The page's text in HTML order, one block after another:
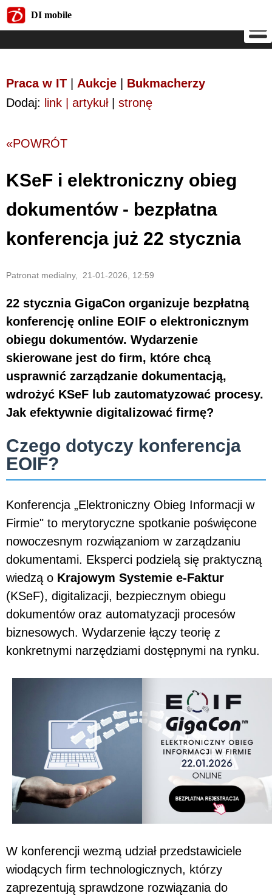
DI mobile
Praca w IT Aukcje
Bukmacherzy
Dodaj: link | artykuł| stronę
«POWRÓT
KSeF i elektroniczny obieg
dokumentów - bezpłatna
konferencja już 22 stycznia
Patronat medialny, 21-01-2026, 12:59
22 stycznia GigaCon organizuje bezpłatną
konferencję online EOIF o elektronicznym
obiegu dokumentów. Wydarzenie
skierowane jest do firm, które chcą
usprawnić zarządzanie dokumentacją,
wdrożyć KSeF lub zautomatyzować procesy.
Jak efektywnie digitalizować firmę?
Czego dotyczy konferencja
EOIF?
Konferencja „Elektroniczny Obieg Informacji w
Firmie" to merytoryczne spotkanie poświęcone
nowoczesnym rozwiązaniom w zarządzaniu
dokumentami. Eksperci podzielą się praktyczną
wiedzą o Krajowym Systemie e-Faktur
(KSeF), digitalizacji, bezpiecznym obiegu
dokumentów oraz automatyzacji procesów
biznesowych. Wydarzenie łączy teorię z
konkretnymi narzędziami dostępnymi na rynku.
W konferencji wezmą udział przedstawiciele
wiodących firm technologicznych, którzy
zaprezentują sprawdzone rozwiązania do
DI mobile